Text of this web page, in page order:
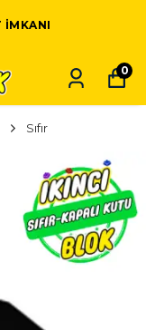
IMKANI
0
Sıfır